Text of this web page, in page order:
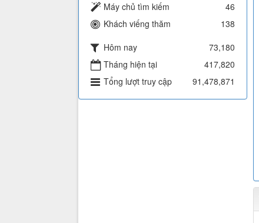
Máy chủ tìm kiếm
46
Khách viếng thăm
138
Hôm nay
73,180
Tháng hiện tại
417,820
Tổng lượt truy cập
91,478,871